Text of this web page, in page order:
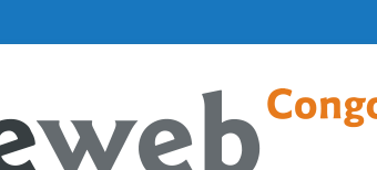
Congo, agence conseil en Marketing B2B, Kinshasa,